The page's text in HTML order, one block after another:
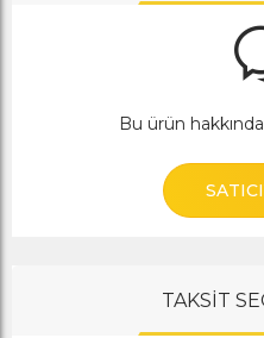
Bu ürün
TAKSİT